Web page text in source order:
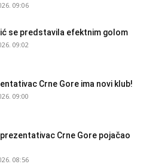
09:06
se predstavila efektnim golom
09:02
Crne Gore ima novi klub!
09:00
Crne Gore pojačao
08:56